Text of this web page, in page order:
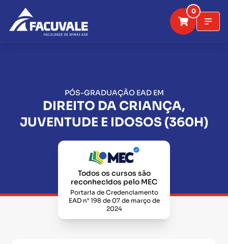
0
PÓS-GRADUAÇÃO EAD EM
DIREITO DA CRIANÇA,
JUVENTUDE E IDOSOS (360H)
Todos os cursos são
reconhecidos pelo MEC
Portaria de Credenciamento
EAD n° 198 de 07 de março de
2024